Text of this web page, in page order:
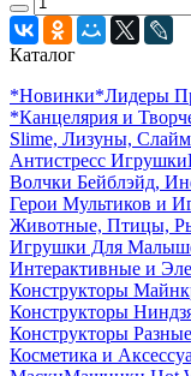
Каталог
*Новинки*Лидеры
*Канцелярия и
Slime, Лизуны,
Антистресс Игрушки
Волчки Бейблэйд,
Герои Мультиков и
Животные, Птицы,
Игрушки Для
Интерактивные и
Конструкторы
Конструкторы
Конструкторы Разные
Косметика и